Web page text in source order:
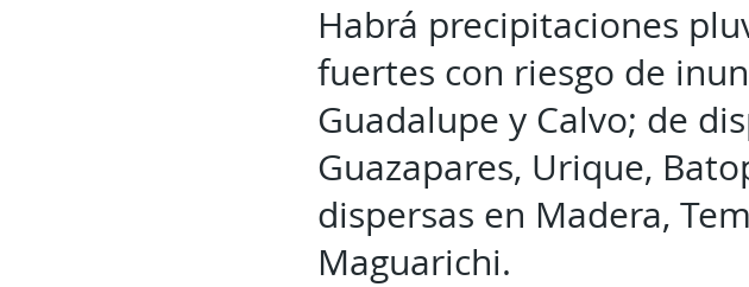
Habrá precipitaciones
fuertes con riesgo de
Guadalupe y Calvo; de
Guazapares, Urique,
dispersas en Madera,
Maguarichi.